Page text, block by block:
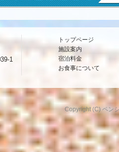
1
トップページ
施設案内
宿泊料金
お食事について
Copyright (C) ペン